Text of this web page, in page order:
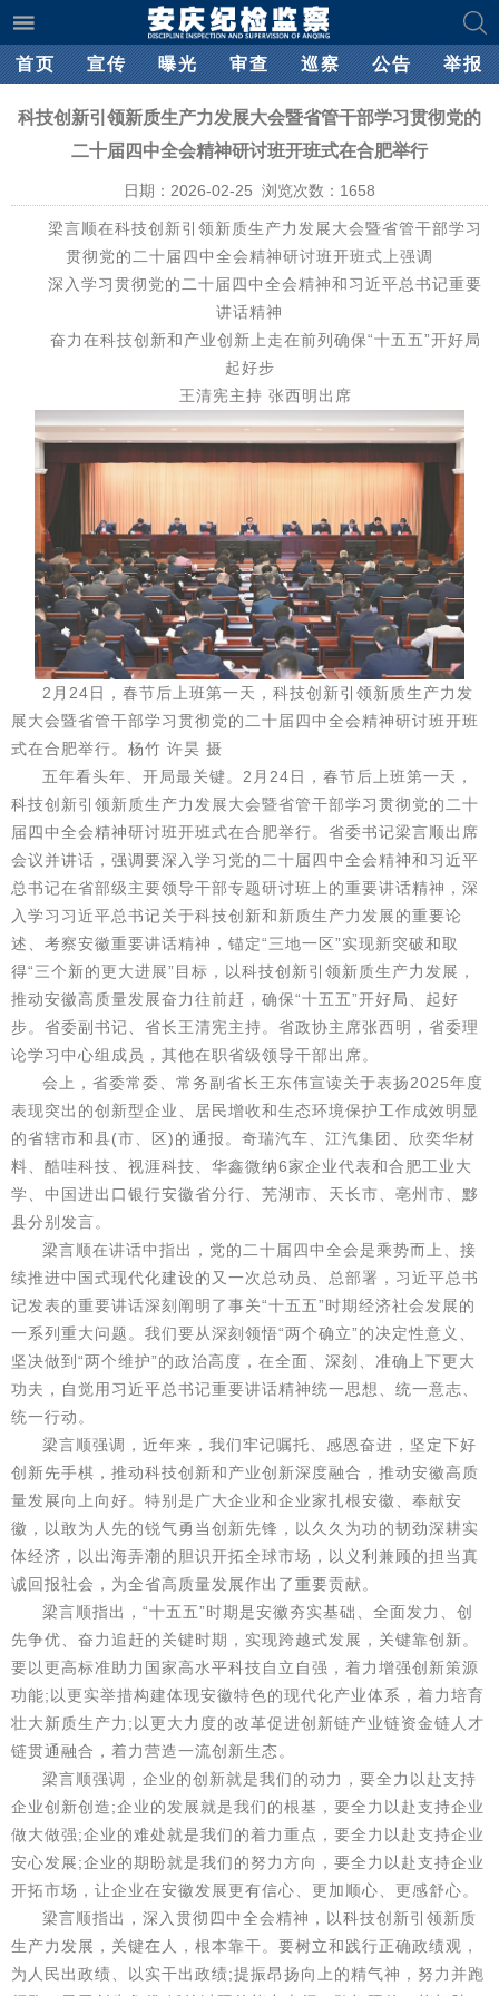
首页 宣传 曝光 审查 巡察 公告 举报
科技创新引领新质生产力发展大会暨省管干部学习贯彻党的
二十届四中全会精神研讨班开班式在合肥举行
日期：2026-02-25 浏览次数： 1658
梁言顺在科技创新引领新质生产力发展大会暨省管干部学习
贯彻党的二十届四中全会精神研讨班开班式上强调
深入学习贯彻党的二十届四中全会精神和习近平总书记重要
讲话精神
奋力在科技创新和产业创新上走在前列确保“十五五”开好局
起好步
王清宪主持 张西明出席
2月24日，春节后上班第一天，科技创新引领新质生产力发
展大会暨省管干部学习贯彻党的二十届四中全会精神研讨班开班
式在合肥举行。杨竹 许昊 摄
五年看头年、开局最关键。2月24日，春节后上班第一天，
科技创新引领新质生产力发展大会暨省管干部学习贯彻党的二十
届四中全会精神研讨班开班式在合肥举行。省委书记梁言顺出席
会议并讲话，强调要深入学习党的二十届四中全会精神和习近平
总书记在省部级主要领导干部专题研讨班上的重要讲话精神，深
入学习习近平总书记关于科技创新和新质生产力发展的重要论
述、考察安徽重要讲话精神，锚定“三地一区”实现新突破和取
得“三个新的更大进展”目标，以科技创新引领新质生产力发展，
推动安徽高质量发展奋力往前赶，确保“十五五”开好局、起好
步。省委副书记、省长王清宪主持。省政协主席张西明，省委理
论学习中心组成员，其他在职省级领导干部出席。
会上，省委常委、常务副省长王东伟宣读关于表扬2025年度
表现突出的创新型企业、居民增收和生态环境保护工作成效明显
的省辖市和县(市、区)的通报。奇瑞汽车、江汽集团、欣奕华材
料、酷哇科技、视涯科技、华鑫微纳6家企业代表和合肥工业大
学、中国进出口银行安徽省分行、芜湖市、天长市、亳州市、黟
县分别发言。
梁言顺在讲话中指出，党的二十届四中全会是乘势而上、接
续推进中国式现代化建设的又一次总动员、总部署，习近平总书
记发表的重要讲话深刻阐明了事关“十五五”时期经济社会发展的
一系列重大问题。我们要从深刻领悟“两个确立”的决定性意义、
坚决做到“两个维护”的政治高度，在全面、深刻、准确上下更大
功夫，自觉用习近平总书记重要讲话精神统一思想、统一意志、
统一行动。
梁言顺强调，近年来，我们牢记嘱托、感恩奋进，坚定下好
创新先手棋，推动科技创新和产业创新深度融合，推动安徽高质
量发展向上向好。特别是广大企业和企业家扎根安徽、奉献安
徽，以敢为人先的锐气勇当创新先锋，以久久为功的韧劲深耕实
体经济，以出海弄潮的胆识开拓全球市场，以义利兼顾的担当真
诚回报社会，为全省高质量发展作出了重要贡献。
梁言顺指出，“十五五”时期是安徽夯实基础、全面发力、创
先争优、奋力追赶的关键时期，实现跨越式发展，关键靠创新。
要以更高标准助力国家高水平科技自立自强，着力增强创新策源
功能;以更实举措构建体现安徽特色的现代化产业体系，着力培育
壮大新质生产力;以更大力度的改革促进创新链产业链资金链人才
链贯通融合，着力营造一流创新生态。
梁言顺强调，企业的创新就是我们的动力，要全力以赴支持
企业创新创造;企业的发展就是我们的根基，要全力以赴支持企业
做大做强;企业的难处就是我们的着力重点，要全力以赴支持企业
安心发展;企业的期盼就是我们的努力方向，要全力以赴支持企业
开拓市场，让企业在安徽发展更有信心、更加顺心、更感舒心。
梁言顺指出，深入贯彻四中全会精神，以科技创新引领新质
生产力发展，关键在人，根本靠干。要树立和践行正确政绩观，
为人民出政绩、以实干出政绩;提振昂扬向上的精气神，努力并跑